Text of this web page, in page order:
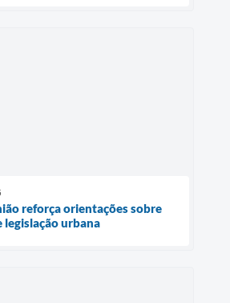
reforça orientações sobre
legislação urbana